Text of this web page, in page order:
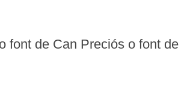
font de Can Preciós o font de